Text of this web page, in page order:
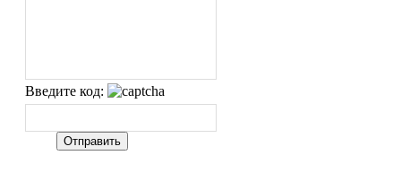
Введите код: